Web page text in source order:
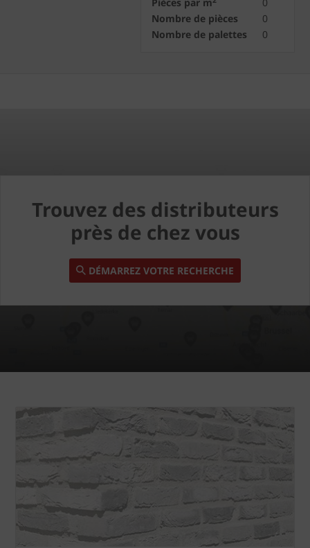
Nombre de pièces
0
Nombre de palettes
0
Trouvez des distributeurs
près de chez vous
DÉMARREZ VOTRE RECHERCHE